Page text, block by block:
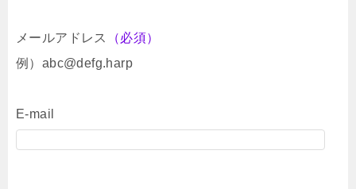
メールアドレス
（必須）
例）abc@defg.harp
E-mail